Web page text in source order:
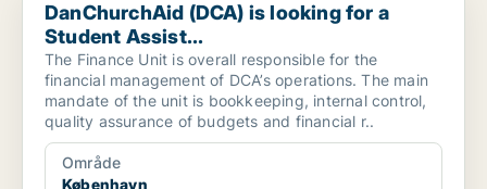
DanChurchAid (DCA) is looking for a
Student Assist...
The Finance Unit is overall responsible for the
financial management of DCA’s operations. The main
mandate of the unit is bookkeeping, internal control,
quality assurance of budgets and financial r..
Område
København